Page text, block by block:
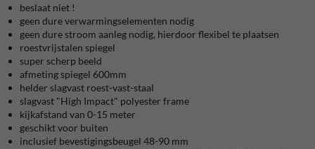
beslaat niet !
geen dure verwarmingselementen nodig
geen dure stroom aanleg nodig, hierdoor flexibel te plaatsen
roestvrijstalen spiegel
super scherp beeld
afmeting spiegel 600mm
helder slagvast roest-vast-staal
slagvast "High Impact" polyester frame
kijkafstand van 0-15 meter
geschikt voor buiten
inclusief bevestigingsbeugel 48-90 mm